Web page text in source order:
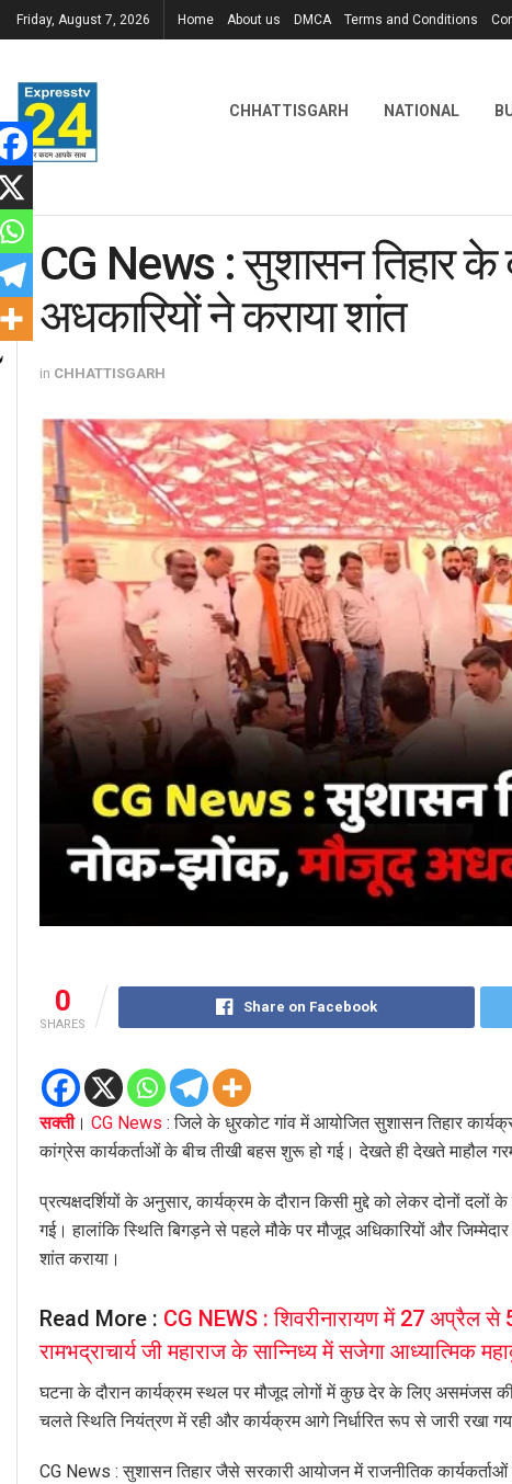
Friday, August 7, 2026 Home About us DMCA Terms and Conditions
CHHATTISGARH NATIONAL
CG News : सुशासन तिहार के
अधकारियों ने कराया शांत
in CHHATTISGARH
0
SHARES
Share on Facebook
सक्ती। CG News : जिले के धुरकोट गांव में आयोजित सुशासन तिहार
कांग्रेस कार्यकर्ताओं के बीच तीखी बहस शुरू हो गई। देखते ही देखते माहौल
प्रत्यक्षदर्शियों के अनुसार, कार्यक्रम के दौरान किसी मुद्दे को लेकर दोनों
गई। हालांकि स्थिति बिगड़ने से पहले मौके पर मौजूद अधिकारियों और
शांत कराया।
Read More : CG NEWS : शिवरीनारायण में 27 अप्रैल
रामभद्राचार्य जी महाराज के सान्निध्य में सजेगा आध्यात्मिक
घटना के दौरान कार्यक्रम स्थल पर मौजूद लोगों में कुछ देर के लिए असमंजस की
चलते स्थिति नियंत्रण में रही और कार्यक्रम आगे निर्धारित रूप से जारी रखा
CG News : सुशासन तिहार जैसे सरकारी आयोजन में राजनीतिक